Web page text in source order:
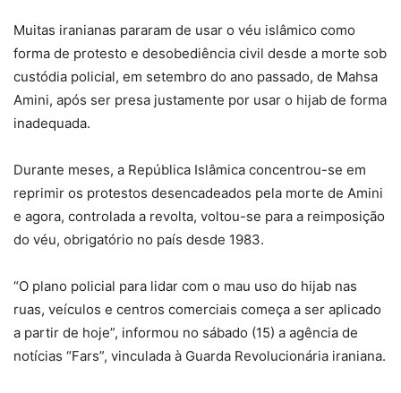
Muitas iranianas pararam de usar o véu islâmico como
forma de protesto e desobediência civil desde a morte sob
custódia policial, em setembro do ano passado, de Mahsa
Amini, após ser presa justamente por usar o hijab de forma
inadequada.
Durante meses, a República Islâmica concentrou-se em
reprimir os protestos desencadeados pela morte de Amini
e agora, controlada a revolta, voltou-se para a reimposição
do véu, obrigatório no país desde 1983.
“O plano policial para lidar com o mau uso do hijab nas
ruas, veículos e centros comerciais começa a ser aplicado
a partir de hoje”, informou no sábado (15) a agência de
notícias “Fars”, vinculada à Guarda Revolucionária iraniana.